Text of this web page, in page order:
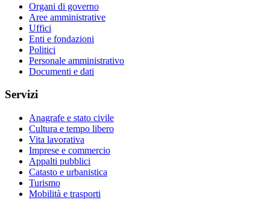
Organi di governo
Aree amministrative
Uffici
Enti e fondazioni
Politici
Personale amministrativo
Documenti e dati
Servizi
Anagrafe e stato civile
Cultura e tempo libero
Vita lavorativa
Imprese e commercio
Appalti pubblici
Catasto e urbanistica
Turismo
Mobilità e trasporti